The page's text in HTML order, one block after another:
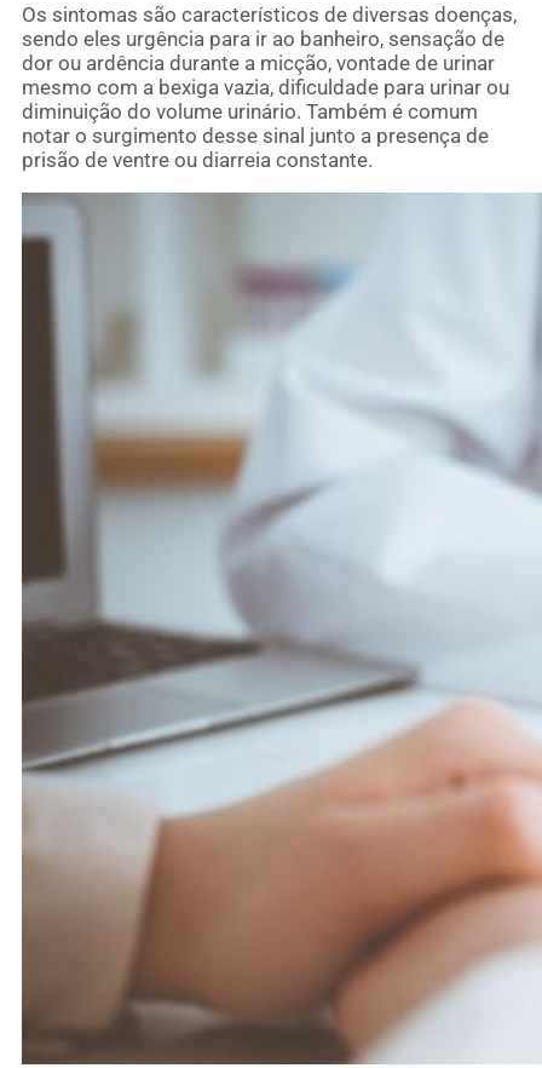
Os sintomas são característicos de diversas doenças,
sendo eles urgência para ir ao banheiro, sensação de
dor ou ardência durante a micção, vontade de urinar
mesmo com a bexiga vazia, dificuldade para urinar ou
diminuição do volume urinário. Também é comum
notar o surgimento desse sinal junto a presença de
prisão de ventre ou diarreia constante.